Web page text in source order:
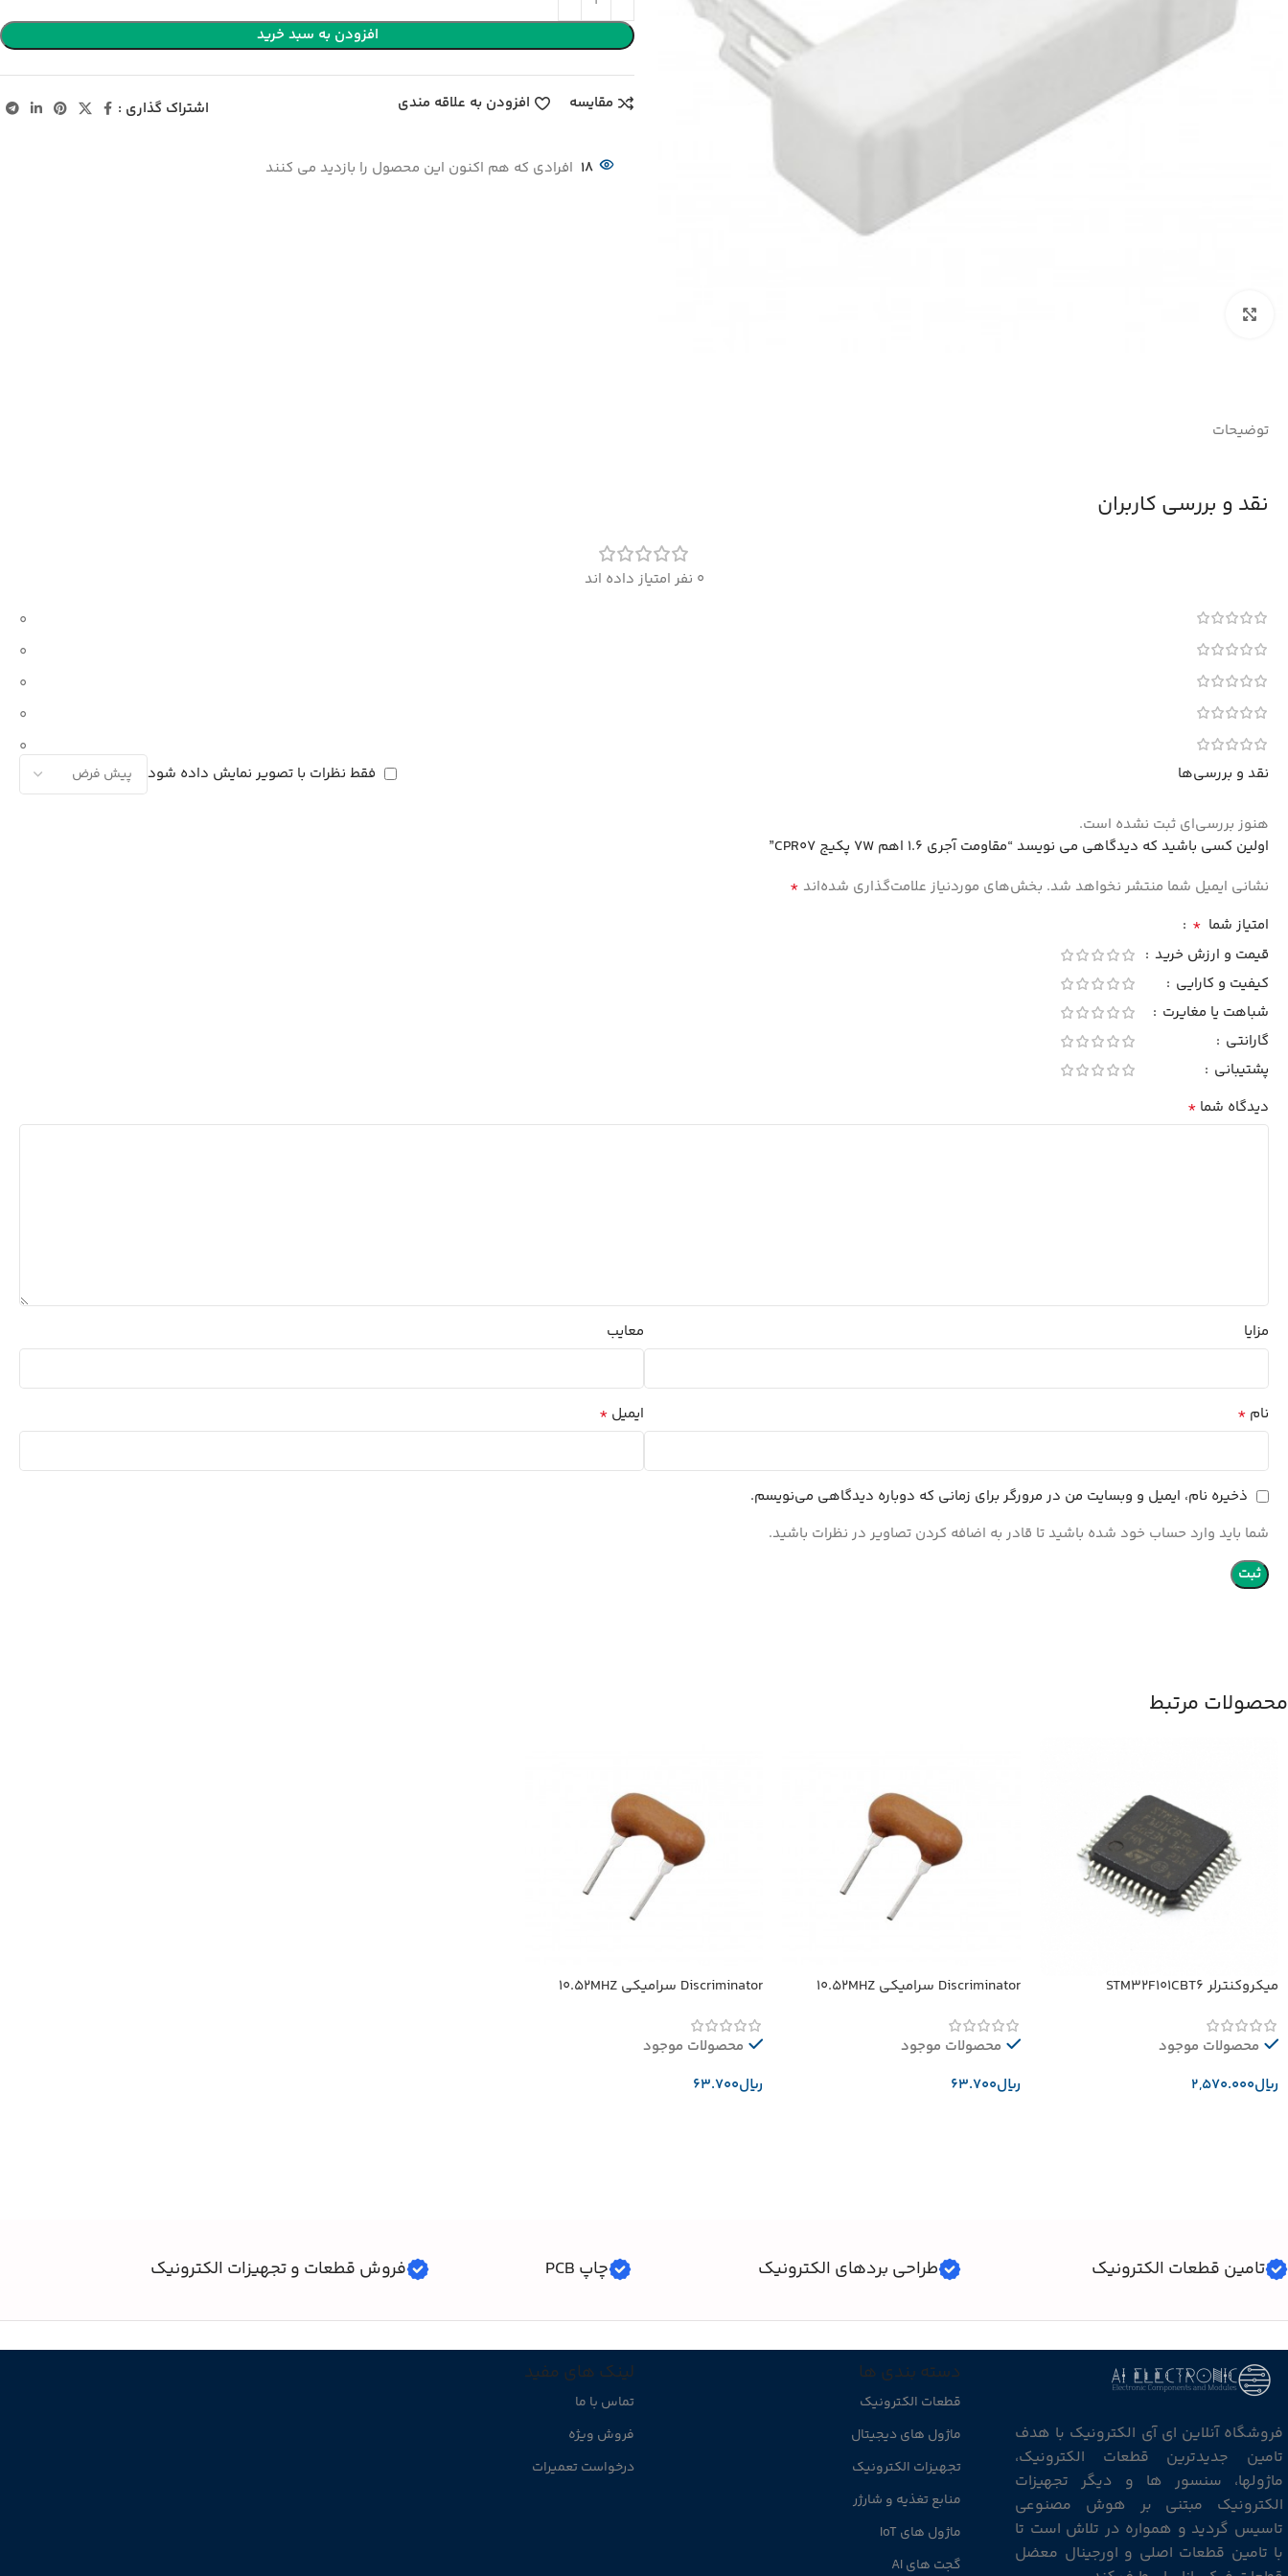
افزودن به سبد خرید
مقایسه افزودن به علاقه مندی اشتراک گذاری :
18 افرادی که هم اکنون این محصول را بازدید می کنند
توضیحات
نقد و بررسی کاربران
0 نفر امتیاز داده اند
0
0
0
0
0
نقد و بررسی‌ها
فقط نظرات با تصویر نمایش داده شود
هنوز بررسی‌ای ثبت نشده است.
اولین کسی باشید که دیدگاهی می نویسد “مقاومت آجری 1.6 اهم 7W پکیج CPR07”
نشانی ایمیل شما منتشر نخواهد شد. بخش‌های موردنیاز علامت‌گذاری شده‌اند *
امتیاز شما *
قیمت و ارزش خرید
کیفیت و کارایی
شباهت یا مغایرت
گارانتی
پشتیبانی
دیدگاه شما *
مزایا معایب
نام * ایمیل *
ذخیره نام، ایمیل و وبسایت من در مرورگر برای زمانی که دوباره دیدگاهی می‌نویسم.
شما باید وارد حساب خود شده باشید تا قادر به اضافه کردن تصاویر در نظرات باشید.
محصولات مرتبط
میکروکنترلر STM32F101CBT6
محصولات موجود
﷼
Discriminator سرامیکی 10.52MHZ
محصولات موجود
﷼
Discriminator سرامیکی 10.52MHZ
محصولات موجود
﷼
تامین قطعات الکترونیک طراحی بردهای الکترونیک چاپ PCB فروش قطعات و تجهیزات الکترونیک
فروشگاه آنلاین ای آی الکترونیک با هدف
تامین جدیدترین قطعات الکترونیک،
ماژولها، سنسور ها و دیگر تجهیزات
الکترونیک مبتنی بر هوش مصنوعی
تاسیس گردید و همواره در تلاش است تا
با تامین قطعات اصلی و اورجینال معضل
دسته بندی ها
قطعات الکترونیک
ماژول های دیجیتال
تجهیزات الکترونیک
منابع تغذیه و شارژر
ماژول های IoT
گجت های AI
لینک های مفید
تماس با ما
فروش ویژه
درخواست تعمیرات